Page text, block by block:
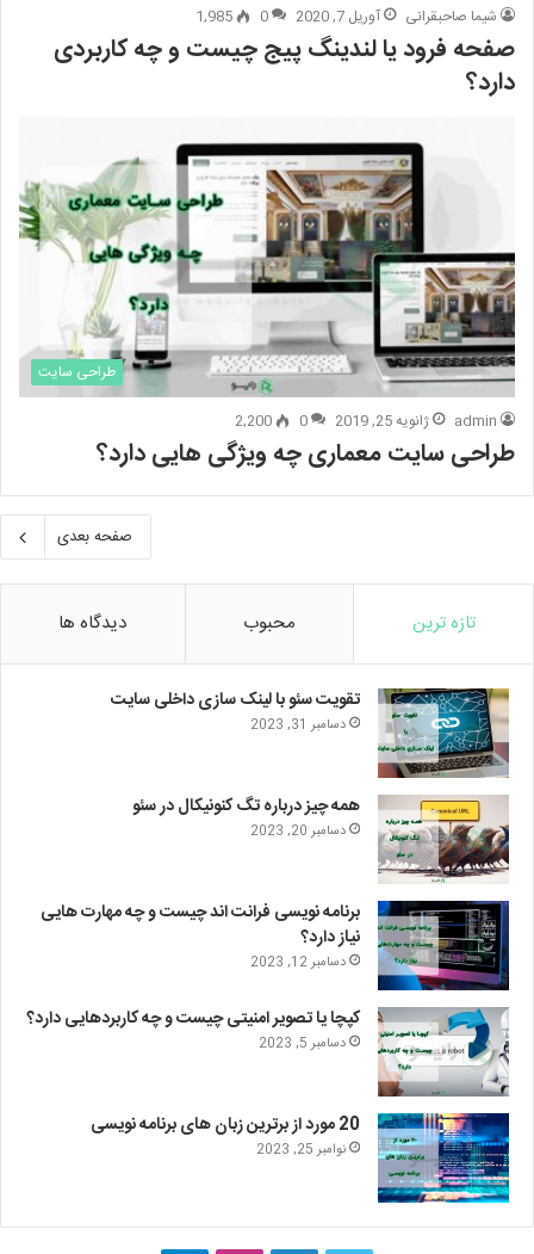
شیما صاحبقرانی آوریل 7, 2020 0
1,985
صفحه فرود یا لندینگ پیج چیست و چه کاربردی
دارد؟
طراحی سایت
admin ژانویه 25, 2019 0
2,200
طراحی سایت معماری چه ویژگی هایی دارد؟
صفحه بعدی
تازه ترین محبوب دیدگاه ها
تقویت سئو با لینک سازی داخلی سایت
دسامبر 31, 2023
همه چیز درباره تگ کنونیکال در سئو
دسامبر 20, 2023
برنامه نویسی فرانت اند چیست و چه مهارت هایی
نیاز دارد؟
دسامبر 12, 2023
کپچا یا تصویر امنیتی چیست و چه کاربردهایی دارد؟
دسامبر 5, 2023
20 مورد از برترین زبان های برنامه نویسی
نوامبر 25, 2023